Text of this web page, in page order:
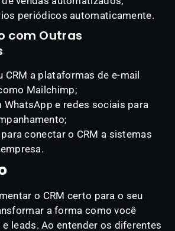
periódicos automaticamente.
com Outras
CRM a plataformas de e-mail
Mailchimp;
WhatsApp e redes sociais para
conectar o CRM a sistemas
o CRM certo para o seu
a forma como você
leads. Ao entender os diferentes